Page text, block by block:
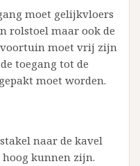
moet gelijkvloers
rolstoel maar ook de
voortuin moet vrij zijn
toegang tot de
moet worden.
naar de kavel
kunnen zijn.